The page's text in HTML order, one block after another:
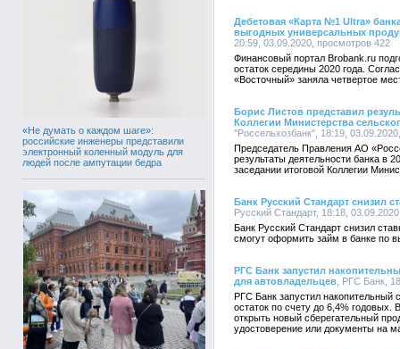
«Не думать о каждом шаге»:
российские инженеры представили
электронный коленный модуль для
людей после ампутации бедра
Дебетовая «Карта №1 Ultra»
выгодных универсальных
20:59, 03.09.2020, просмотров 422
Финансовый портал Brobank.ru
остаток середины 2020 года.
«Восточный» заняла четвертое
Борис Листов представил
Коллегии Министерства
"Россельхозбанк", 18:19,
Председатель Правления АО
результаты деятельности банка в
заседании итоговой Коллегии
Банк Русский Стандарт снизил
Русский Стандарт, 18:18,
Банк Русский Стандарт снизил
смогут оформить займ в банке по
РГС Банк запустил
для автовладельцев , РГС Банк,
РГС Банк запустил
остаток по счету до 6,4%
открыть новый сберегательный
удостоверение или документы